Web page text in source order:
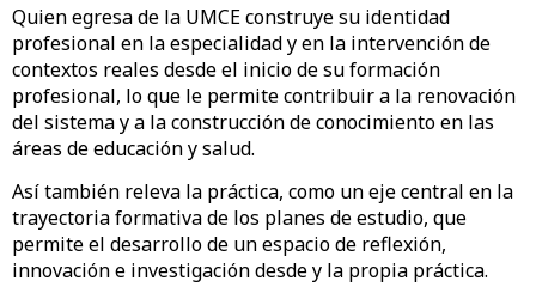
Quien egresa de la UMCE construye su identidad
profesional en la especialidad y en la intervención de
contextos reales desde el inicio de su formación
profesional, lo que le permite contribuir a la renovación
del sistema y a la construcción de conocimiento en las
áreas de educación y salud.
Así también releva la práctica, como un eje central en la
trayectoria formativa de los planes de estudio, que
permite el desarrollo de un espacio de reflexión,
innovación e investigación desde y la propia práctica.